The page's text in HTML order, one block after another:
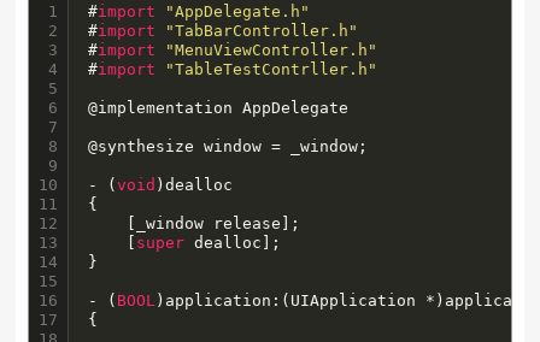
1
2
3
4
5
6
7
8
9
10
11
12
13
14
15
16
17
#import
"AppDelegate.h"
#import
"TabBarController.h"
#import
"MenuViewController.h"
#import "TableTestContrller.h"
@implementation AppDelegate
@synthesize window = _window;
- (void )dealloc
{
    [_window release];
super dealloc];
}
- ( BOOL )application:(UIApplication
{